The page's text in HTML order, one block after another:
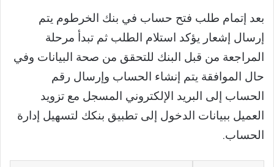
بعد إتمام طلب فتح حساب في بنك الخرطوم يتم
إرسال إشعار يؤكد استلام الطلب ثم تبدأ مرحلة
المراجعة من قبل البنك للتحقق من صحة البيانات وفي
حال الموافقة يتم إنشاء الحساب وإرسال رقم
الحساب إلى البريد الإلكتروني المسجل مع تزويد
العميل ببيانات الدخول إلى تطبيق بنكك لتسهيل إدارة
الحساب.